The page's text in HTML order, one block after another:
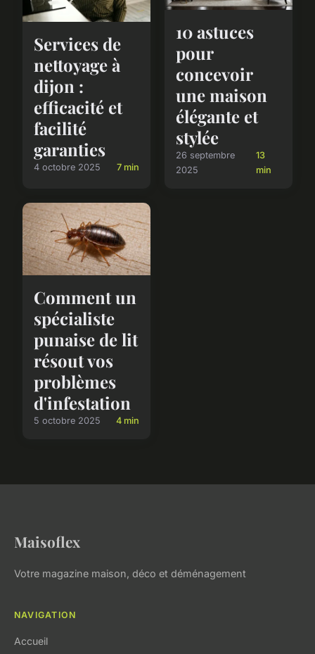
Services de
nettoyage à
dijon :
efficacité et
facilité
garanties
4 octobre 2025 7 min
10 astuces
pour
concevoir
une maison
élégante et
stylée
26 septembre
2025
13
min
Comment un
spécialiste
punaise de lit
résout vos
problèmes
d'infestation
5 octobre 2025 4 min
Maisoflex
Votre magazine maison, déco et déménagement
NAVIGATION
Accueil